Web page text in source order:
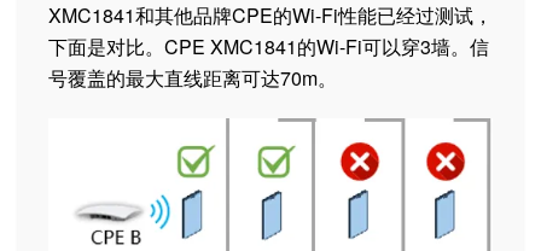
XMC1841和其他品牌CPE的Wi-Fi性能已经过测试，
下面是对比。CPE XMC1841的Wi-Fi可以穿3墙。信
号覆盖的最大直线距离可达70m。